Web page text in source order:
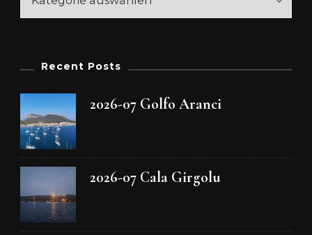
Recent Posts
2026-07 Golfo Aranci
2026-07 Cala Girgolu